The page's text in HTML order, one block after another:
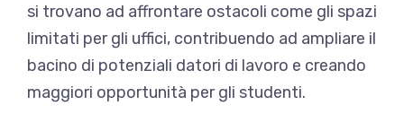
si trovano ad affrontare ostacoli come gli spazi
limitati per gli uffici, contribuendo ad ampliare il
bacino di potenziali datori di lavoro e creando
maggiori opportunità per gli studenti.